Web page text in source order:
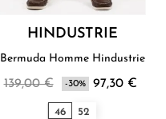
HINDUSTRIE
Bermuda Homme Hindustrie
139,00 € -30% 97,30 €
46 52